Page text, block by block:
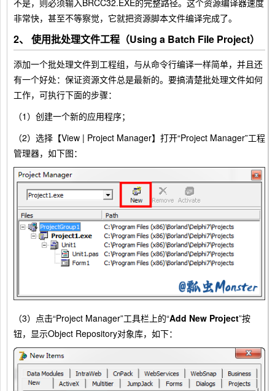
非常快，甚至不等察觉，它就把资源脚本文件编译完成了。
2、 使用批处理文件工程（Using a Batch File Project）
添加一个批处理文件到工程组，与从命令行编译一样简单，并且还
有一个好处：保证资源文件总是最新的。要搞清楚批处理文件如何
工作，可执行下面的步骤：
（1）创建一个新的应用程序；
（2）选择【View | Project Manager】打开“Project Manager”工程
管理器，如下图：
（3）点击“Project Manager”工具栏上的“Add New Project”按
钮，显示Object Repository对象库，如下：